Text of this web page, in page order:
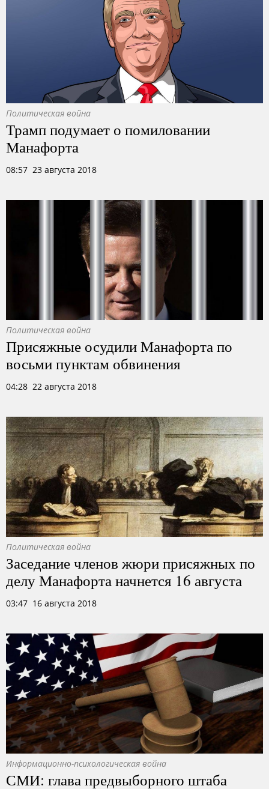
Политическая война
Трамп подумает о помиловании
Манафорта
08:57 23 августа 2018
Политическая война
Присяжные осудили Манафорта по
восьми пунктам обвинения
04:28 22 августа 2018
Политическая война
Заседание членов жюри присяжных по
делу Манафорта начнется 16 августа
03:47 16 августа 2018
Информационно-психологическая война
СМИ: глава предвыборного штаба